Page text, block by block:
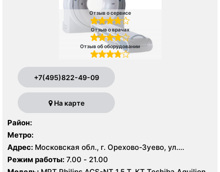
Отзыв о сервисе
Отзыв о врачах
Отзыв об оборудовании
+7(495)822-49-09
На карте
Район:
Метро:
Адрес: Московская обл., г. Орехово-Зуево, ул.
Володарского, 14
Режим работы: 7.00 - 21.00